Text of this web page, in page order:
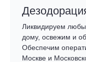
Ликвидируем
дому, освежим и
Обеспечим
Москве и